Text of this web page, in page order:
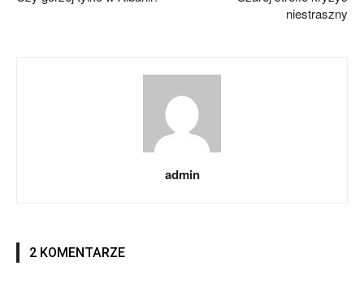
niestraszny
admin
2 KOMENTARZE